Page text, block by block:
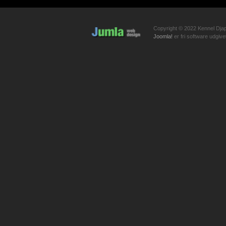
Copyright © 2022 Kennel
Joomla! er fri software